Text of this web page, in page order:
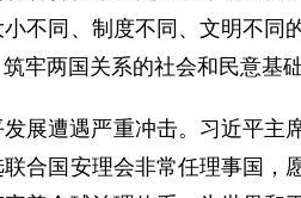
不同、制度不同、文明不
牢两国关系的社会和民意基
展遭遇严重冲击。习近平
合国安理会非常任理事国